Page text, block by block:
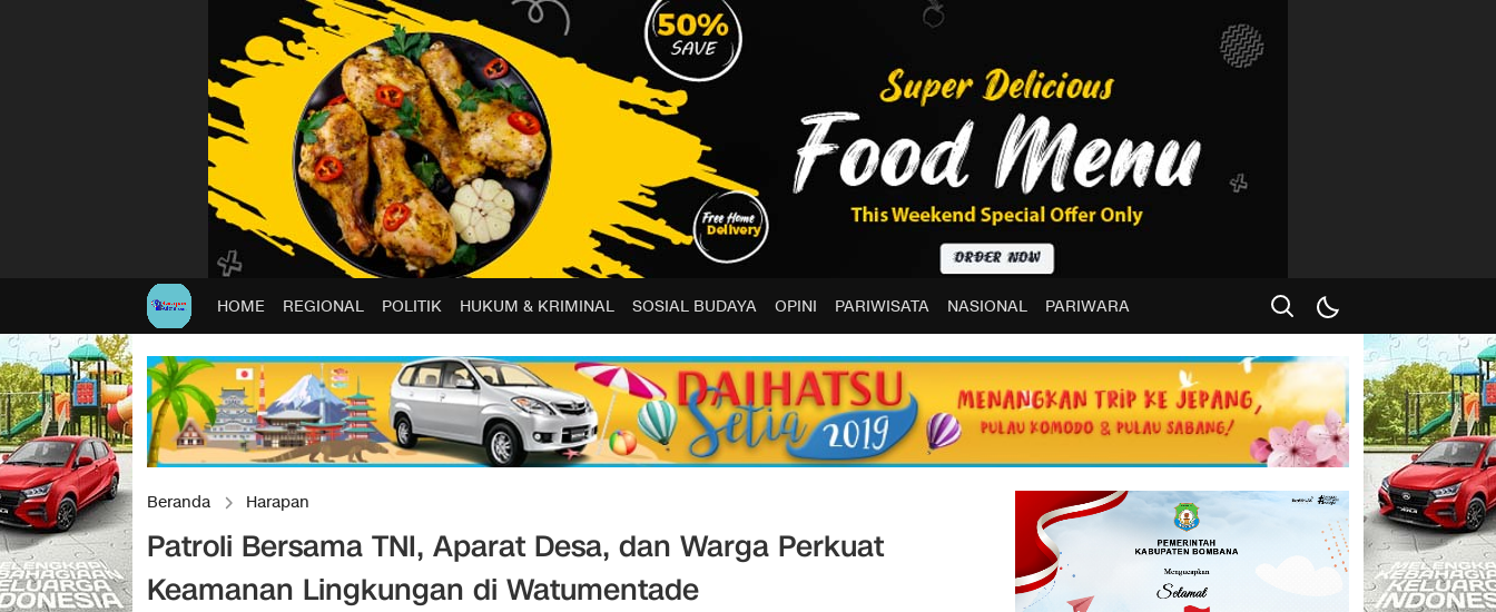
HOME REGIONAL POLITIK HUKUM & KRIMINAL SOSIAL BUDAYA OPINI PARIWISATA NASIONAL PARIWARA
Beranda Harapan
Patroli Bersama TNI, Aparat Desa, dan Warga Perkuat
Keamanan Lingkungan di Watumentade